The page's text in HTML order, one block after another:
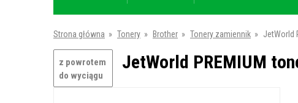
Strona główna » Tonery » Brother » Tonery zamiennik » JetWorld
z powrotem
do wyciągu
JetWorld PREMIUM